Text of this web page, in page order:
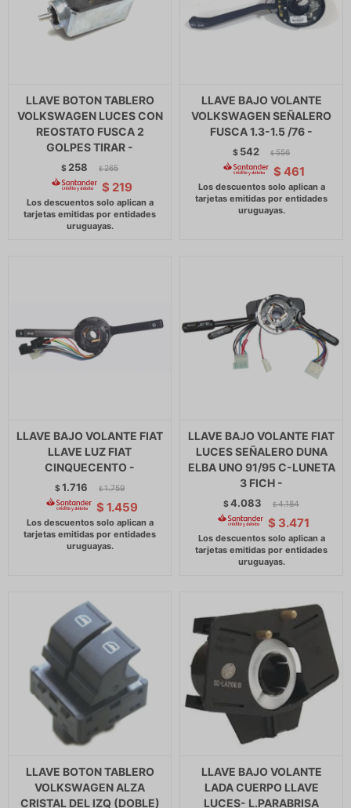
LLAVE BOTON TABLERO
VOLKSWAGEN LUCES CON
REOSTATO FUSCA 2
GOLPES TIRAR -
$ 258 $ 265
$ 219
LLAVE BAJO VOLANTE
VOLKSWAGEN SEÑALERO
FUSCA 1.3-1.5 /76 -
$ 542 $ 556
$ 461
LLAVE BAJO VOLANTE FIAT
LLAVE LUZ FIAT
CINQUECENTO -
$1.716 $ 1.759
$ 1.459
LLAVE BAJO VOLANTE FIAT
LUCES SEÑALERO DUNA
ELBA UNO 91/95 C-LUNETA
3 FICH -
$4.083 $ 4.184
$ 3.471
LLAVE BOTON TABLERO
VOLKSWAGEN ALZA
CRISTAL DEL IZQ (DOBLE)
LLAVE BAJO VOLANTE
LADA CUERPO LLAVE
LUCES- L.PARABRISA